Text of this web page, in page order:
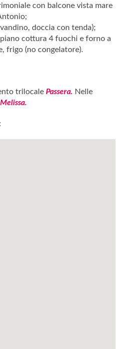
con balcone vista mare
doccia con tenda);
cottura 4 fuochi e forno a
frigo (no congelatore).
trilocale Passera. Nelle
Melissa.